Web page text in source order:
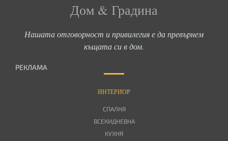
Дом & Градина
Нашата отговорност и привилегия е да превърнем
къщата си в дом.
РЕКЛАМА
ИНТЕРИОР
СПАЛНЯ
ВСЕКИДНЕВНА
КУХНЯ